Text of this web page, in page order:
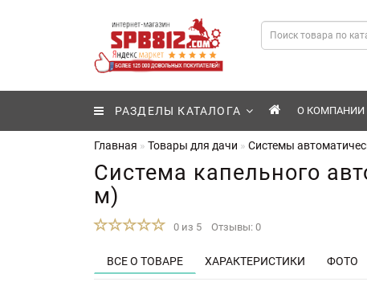
РАЗДЕЛЫ КАТАЛОГА О КОМПАНИИ
Главная Товары для дачи Системы
Система капельного
м)
0 из 5 Отзывы: 0
ВСЕ О ТОВАРЕ ХАРАКТЕРИСТИКИ ФОТО